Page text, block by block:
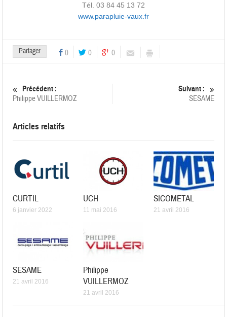
Tél. 03 84 45 13 72
www.parapluie-vaux.fr
Partager 0 0 0
Précédent :
Philippe VUILLERMOZ
Suivant :
SESAME
Articles relatifs
CURTIL
6 janvier 2022
UCH
11 mai 2016
SICOMETAL
21 avril 2016
SESAME
21 avril 2016
Philippe
VUILLERMOZ
21 avril 2016